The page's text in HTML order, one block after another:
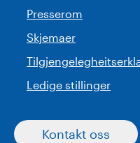
Presserom
Skjemaer
Ledige stillinger
Kontakt oss